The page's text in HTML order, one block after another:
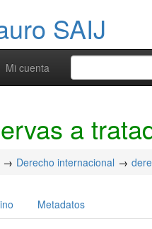
SAIJ
Mi cuenta
a
Derecho internacional
Metadatos